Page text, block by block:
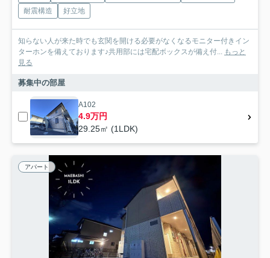
耐震構造
好立地
知らない人が来た時でも玄関を開ける必要がなくなるモニター付きイン
ターホンを備えております♪共用部には宅配ボックスが備え付...
もっと
見る
募集中の部屋
A102
4.9万円
29.25㎡ (1LDK)
アパート